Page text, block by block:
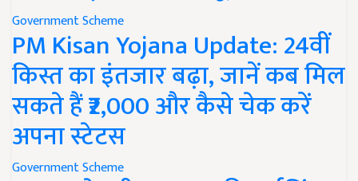
PM Kisan Yojana Update: 24वीं
किस्त का इंतजार बढ़ा, जानें कब मिल
सकते हैं ₹2,000 और कैसे चेक करें
अपना स्टेटस
Government Scheme